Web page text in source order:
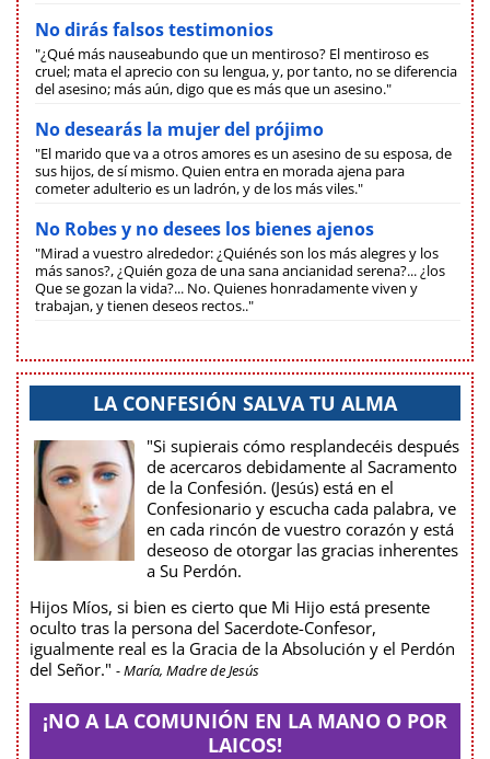
No dirás falsos testimonios
"¿Qué más nauseabundo que un mentiroso? El mentiroso es
cruel; mata el aprecio con su lengua, y, por tanto, no se diferencia
del asesino; más aún, digo que es más que un asesino."
No desearás la mujer del prójimo
"El marido que va a otros amores es un asesino de su esposa, de
sus hijos, de sí mismo. Quien entra en morada ajena para
cometer adulterio es un ladrón, y de los más viles."
No Robes y no desees los bienes ajenos
"Mirad a vuestro alrededor: ¿Quiénés son los más alegres y los
más sanos?, ¿Quién goza de una sana ancianidad serena?... ¿los
Que se gozan la vida?... No. Quienes honradamente viven y
trabajan, y tienen deseos rectos.."
LA CONFESIÓN SALVA TU ALMA
"Si supierais cómo resplandecéis después
de acercaros debidamente al Sacramento
de la Confesión. (Jesús) está en el
Confesionario y escucha cada palabra, ve
en cada rincón de vuestro corazón y está
deseoso de otorgar las gracias inherentes
a Su Perdón.
Hijos Míos, si bien es cierto que Mi Hijo está presente
oculto tras la persona del Sacerdote-Confesor,
igualmente real es la Gracia de la Absolución y el Perdón
del Señor." - María, Madre de Jesús
¡NO A LA COMUNIÓN EN LA MANO O POR
LAICOS!